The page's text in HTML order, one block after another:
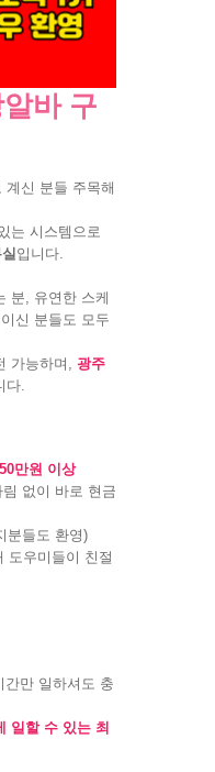
바 구
계신 분들 주목해
는 시스템으로
입니다.
분, 유연한 스케
신 분들도 모두
가능하며, 광주
다.
만원 이상
없이 바로 현금
분들도 환영)
도우미들이 친절
만 일하셔도 충
일할 수 있는 최